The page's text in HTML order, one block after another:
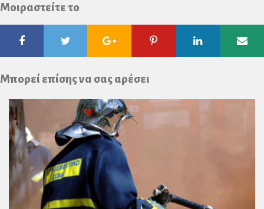
Μοιραστείτε το
FacebookTwitter Google
Plus
Pinterest Linkedin
Μπορεί επίσης να σας αρέσει